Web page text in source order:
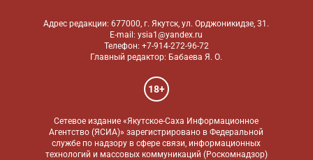
Адрес редакции: 677000, г. Якутск, ул. Орджоникидзе, 31.
E-mail: ysia1@yandex.ru
Телефон: +7-914-272-96-72
Главный редактор: Бабаева Я. О.
18+
Сетевое издание «Якутское-Саха Информационное
Агентство (ЯСИА)» зарегистрировано в Федеральной
службе по надзору в сфере связи, информационных
технологий и массовых коммуникаций (Роскомнадзор)